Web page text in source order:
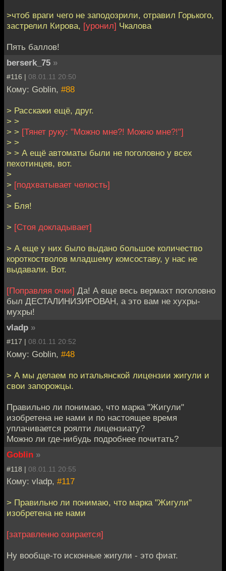
>чтоб враги чего не заподозрили, отравил Горького,
застрелил Кирова, [уронил] Чкалова
Пять баллов!
berserk_75 »
#116 | 08.01.11 20:50
Кому: Goblin, #88
> Расскажи ещё, друг.
> >
> > [Тянет руку: "Можно мне?! Можно мне?!"]
> >
> > А ещё автоматы были не поголовно у всех
пехотинцев, вот.
>
> [подхватывает челюсть]
>
> Бля!
> [Стоя докладывает]
> А еще у них было выдано большое количество
короткостволов младшему комсоставу, у нас не
выдавали. Вот.
[Поправляя очки] Да! А еще весь вермахт поголовно
был ДЕСТАЛИНИЗИРОВАН, а это вам не хухры-
мухры!
vladp »
#117 | 08.01.11 20:52
Кому: Goblin, #48
> А мы делаем по итальянской лицензии жигули и
свои запорожцы.
Правильно ли понимаю, что марка "Жигули"
изобретена не нами и по настоящее время
уплачивается роялти лицензиату?
Можно ли где-нибудь подробнее почитать?
Goblin »
#118 | 08.01.11 20:55
Кому: vladp, #117
> Правильно ли понимаю, что марка "Жигули"
изобретена не нами
[затравленно озирается]
Ну вообще-то исконные жигули - это фиат.